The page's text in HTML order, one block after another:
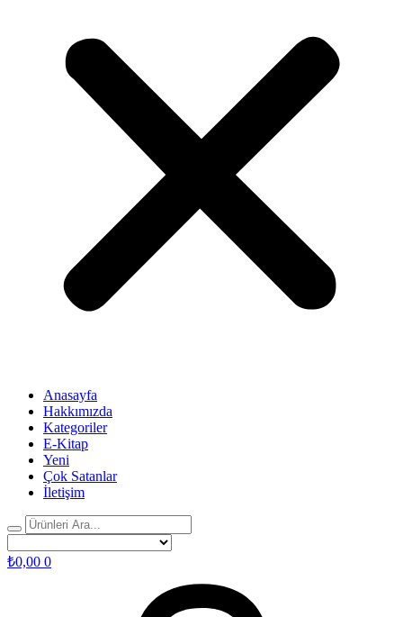
Anasayfa
Hakkımızda
Kategoriler
E-Kitap
Yeni
Çok Satanlar
İletişim
₺0,00 0